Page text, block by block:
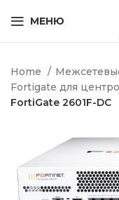
МЕНЮ
Home
Fortigate для
FortiGate 2601F-DC